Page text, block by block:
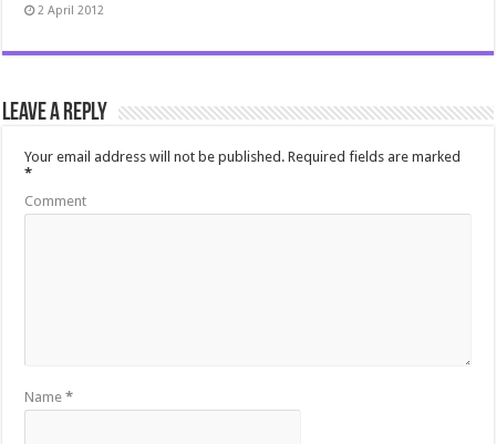
2 April 2012
Leave a Reply
Your email address will not be published. Required fields are marked
*
Comment
Name*